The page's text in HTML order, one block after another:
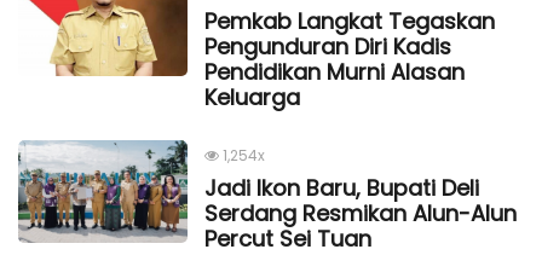
Pemkab Langkat Tegaskan
Pengunduran Diri Kadis
Pendidikan Murni Alasan
Keluarga
1,254x
Jadi Ikon Baru, Bupati Deli
Serdang Resmikan Alun-Alun
Percut Sei Tuan